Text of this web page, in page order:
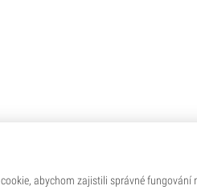
abychom zajistili správné fungování